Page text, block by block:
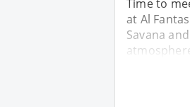
Time to
at Al
Savana